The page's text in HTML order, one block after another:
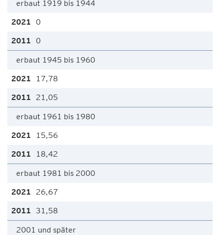
erbaut 1919 bis 1944
0
0
erbaut 1945 bis 1960
17,78
21,05
erbaut 1961 bis 1980
15,56
18,42
erbaut 1981 bis 2000
26,67
31,58
2001 und später